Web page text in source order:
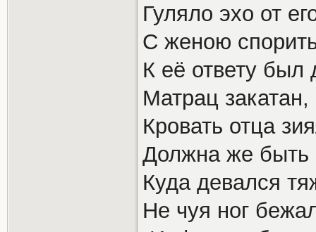
Гуляло эхо от
С женою
К её ответу был
Матрац
Кровать отца
Должна же быть
Куда девался
Не чуя ног